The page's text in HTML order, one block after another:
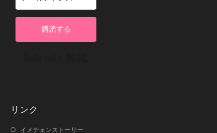
購読する
リンク
イメチェンストーリー